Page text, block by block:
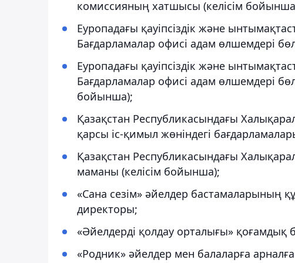
комиссияның хатшысы (келісім
Еуропадағы қауіпсіздік және
Бағдарламалар офисі адам өлшемдері
Еуропадағы қауіпсіздік және
Бағдарламалар офисі адам өлшемдері
бойынша);
Қазақстан Республикасындағы
қарсы іс-қимыл жөніндегі
Қазақстан Республикасындағы
маманы (келісім бойынша);
«Сана сезім» әйелдер бастамаларының
директоры;
«Әйелдерді қолдау орталығы» қоғамдық
«Родник» әйелдер мен балаларға